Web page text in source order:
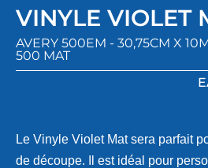
VINYLE VIOLET
AVERY 500EM - 30,75CM X
500 MAT
Le Vinyle Violet Mat sera parfait
de découpe. Il est idéal pour